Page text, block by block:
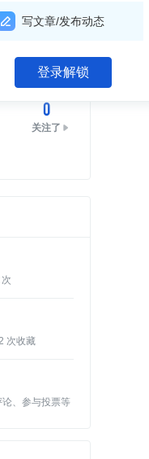
写文章/发布动态
登录解锁
关注
0
关注了
次
次收藏
、参与投票等